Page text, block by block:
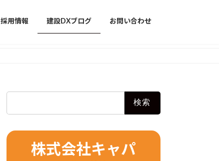
採用情報 建設DXブログ お問い合わせ
株式会社キャパ